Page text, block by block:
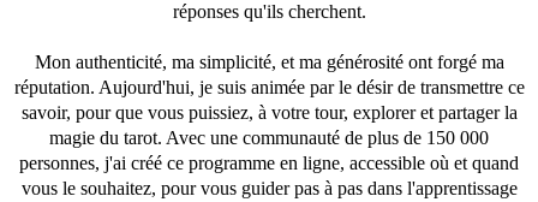
réponses qu'ils cherchent.
Mon authenticité, ma simplicité, et ma générosité ont forgé ma
réputation. Aujourd'hui, je suis animée par le désir de transmettre ce
savoir, pour que vous puissiez, à votre tour, explorer et partager la
magie du tarot. Avec une communauté de plus de 150 000
personnes, j'ai créé ce programme en ligne, accessible où et quand
vous le souhaitez, pour vous guider pas à pas dans l'apprentissage